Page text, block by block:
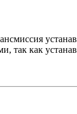
так как